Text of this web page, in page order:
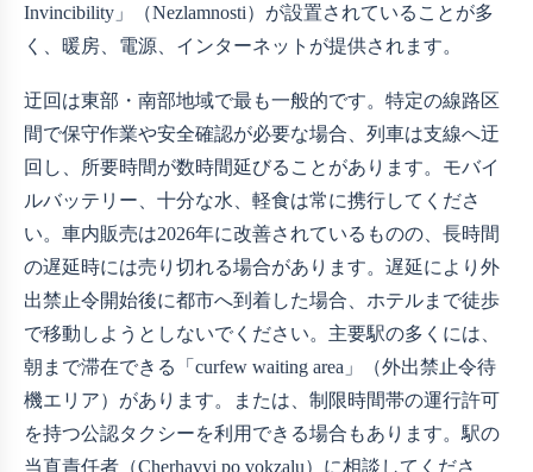
Invincibility」（Nezlamnosti）が設置されていることが多
く、暖房、電源、インターネットが提供されます。
迂回は東部・南部地域で最も一般的です。特定の線路区
間で保守作業や安全確認が必要な場合、列車は支線へ迂
回し、所要時間が数時間延びることがあります。モバイ
ルバッテリー、十分な水、軽食は常に携行してくださ
い。車内販売は2026年に改善されているものの、長時間
の遅延時には売り切れる場合があります。遅延により外
出禁止令開始後に都市へ到着した場合、ホテルまで徒歩
で移動しようとしないでください。主要駅の多くには、
朝まで滞在できる「curfew waiting area」（外出禁止令待
機エリア）があります。または、制限時間帯の運行許可
を持つ公認タクシーを利用できる場合もあります。駅の
当直責任者（Cherhavyi po vokzalu）に相談してくださ